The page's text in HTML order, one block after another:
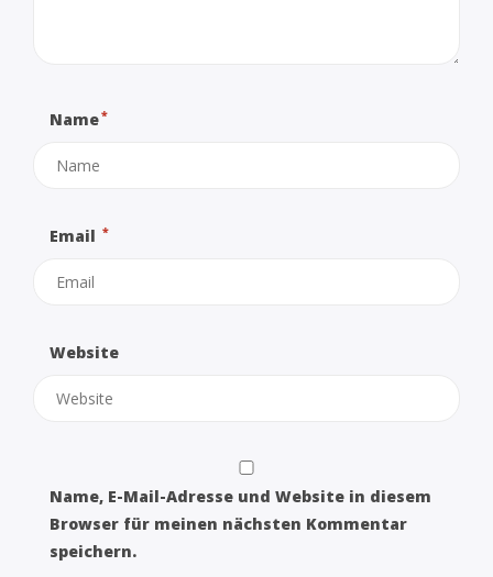
Name*
Email *
Website
Name, E-Mail-Adresse und Website in diesem
Browser für meinen nächsten Kommentar
speichern.